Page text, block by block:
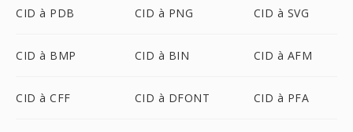
CID à PDB CID à PNG CID à SVG
CID à BMP CID à BIN CID à AFM
CID à CFF CID à DFONT CID à PFA